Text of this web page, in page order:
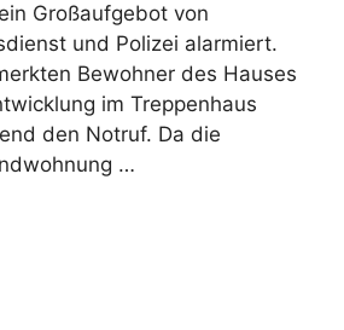
Großaufgebot von
und Polizei alarmiert.
Bewohner des Hauses
im Treppenhaus
den Notruf. Da die
…